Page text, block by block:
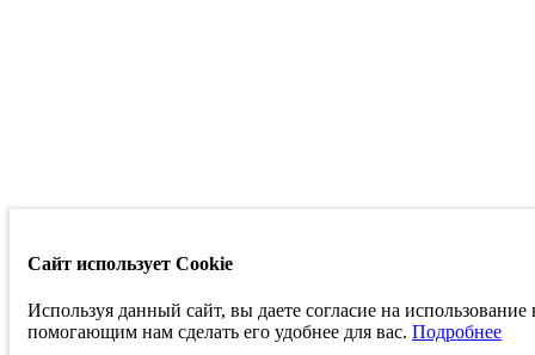
Сайт использует Cookie
Используя данный сайт, вы даете согласие на
помогающим нам сделать его удобнее для вас. Подробнее